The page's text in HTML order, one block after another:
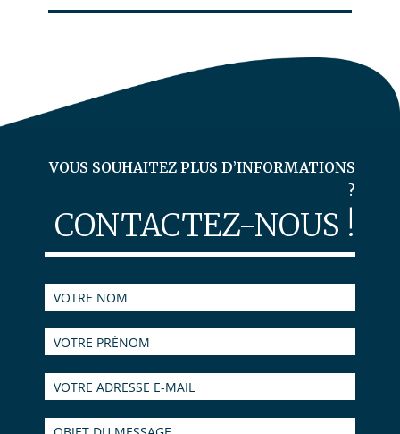
VOUS SOUHAITEZ PLUS D’INFORMATIONS
?
CONTACTEZ-NOUS !